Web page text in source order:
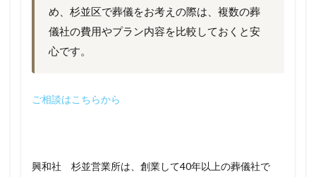
め、杉並区で葬儀をお考えの際は、複数の葬
儀社の費用やプラン内容を比較しておくと安
心です。
ご相談はこちらから
興和社 杉並営業所は、創業して40年以上の葬儀社で